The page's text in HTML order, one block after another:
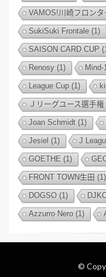
VAMOS!川崎フロンタ
SukiSuki Frontale (1)
SAISON CARD CUP
Renosy (1) Mind-
League Cup (1)
Ｊリーグユース選手権
Joan Schmidt (1)
Jesiel (1) J
GOETHE (1)
FRONT TOWN生田 (1)
DOGSO (1)
Azzurro Nero (1)
©